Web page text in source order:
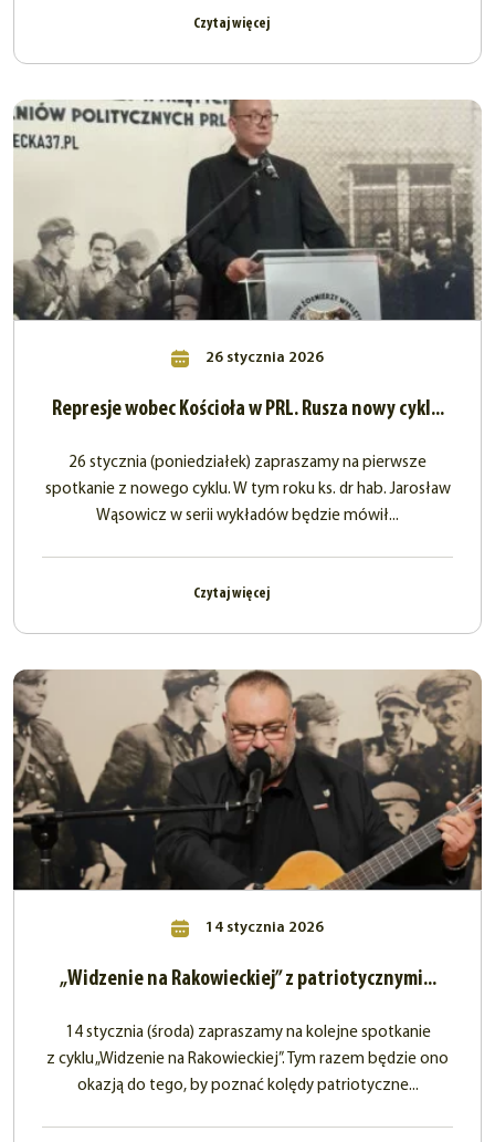
Czytaj więcej
26 stycznia 2026
Represje wobec Kościoła w PRL. Rusza nowy cykl...
26 stycznia (poniedziałek) zapraszamy na pierwsze
spotkanie z nowego cyklu. W tym roku ks. dr hab. Jarosław
Wąsowicz w serii wykładów będzie mówił...
Czytaj więcej
14 stycznia 2026
„Widzenie na Rakowieckiej” z patriotycznymi...
14 stycznia (środa) zapraszamy na kolejne spotkanie
z cyklu „Widzenie na Rakowieckiej”. Tym razem będzie ono
okazją do tego, by poznać kolędy patriotyczne...